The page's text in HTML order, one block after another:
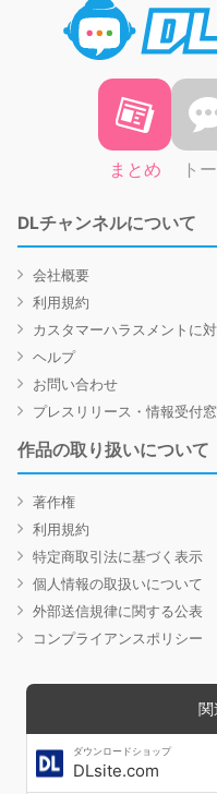
まとめ ト
DLチャンネルについて
会社概要
利用規約
カスタマーハラスメントに
ヘルプ
お問い合わせ
プレスリリース・情報受付
作品の取り扱いについて
著作権
利用規約
特定商取引法に基づく表示
個人情報の取扱いについて
外部送信規律に関する公表
コンプライアンスポリシー
ダウンロードショップ
DLsite.com